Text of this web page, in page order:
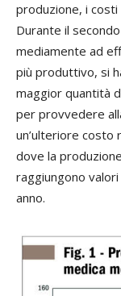
produzione, i
Durante il
mediamente ad
più produttivo, si
maggior quantità
per provvedere
un’ulteriore costo
dove la
raggiungono
anno.